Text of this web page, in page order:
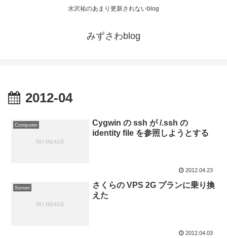
水沢祐のあまり更新されないblog
みずさわblog
2012-04
Computer
Cygwin の ssh が /.ssh の
identity file を参照しようとする
2012.04.23
Server
さくらの VPS 2G プランに乗り換
えた
2012.04.03